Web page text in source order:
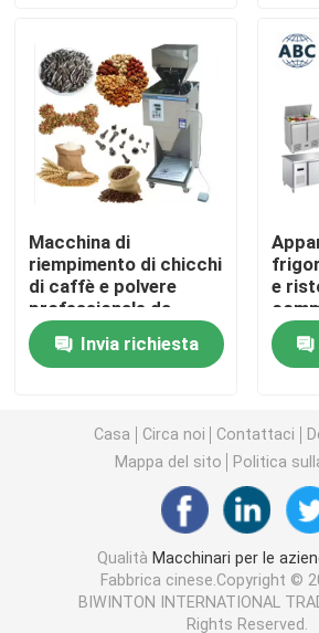
Macchinari per le aziende agricole
Macchine per la logistica
Macchine per apparecchiature di
Macchine per imballaggio
Macchine per la costruzione
Attrezzature di soccorso di
Motori elettrici industriali
Cuscinetti a rulli sferici
Macchina di
riempimento di chicchi
di caffè e polvere
professionale da
200W
Invia richiesta
e
Casa Circa noi Contattaci
Mappa del sito
Politica
Qualità Macchinari per le
Fabbrica cinese.Copyright ©
BIWINTON INTERNATIONAL
Rights Reserved.